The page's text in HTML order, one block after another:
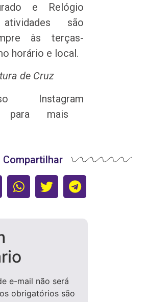
e Relógio
são
às terças-
horário e local.
de Cruz
Instagram
mais
Compartilhar
e-mail não será
obrigatórios são